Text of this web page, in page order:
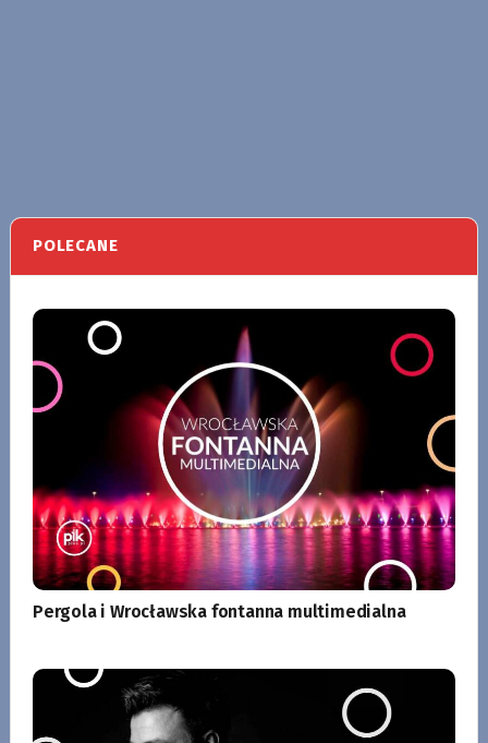
POLECANE
Pergola i Wrocławska fontanna multimedialna